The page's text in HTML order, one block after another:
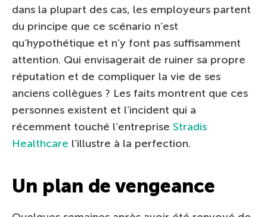
dans la plupart des cas, les employeurs partent
du principe que ce scénario n’est
qu’hypothétique et n’y font pas suffisamment
attention. Qui envisagerait de ruiner sa propre
réputation et de compliquer la vie de ses
anciens collègues ? Les faits montrent que ces
personnes existent et l’incident qui a
récemment touché l’entreprise Stradis
Healthcare l’illustre à la perfection.
Un plan de vengeance